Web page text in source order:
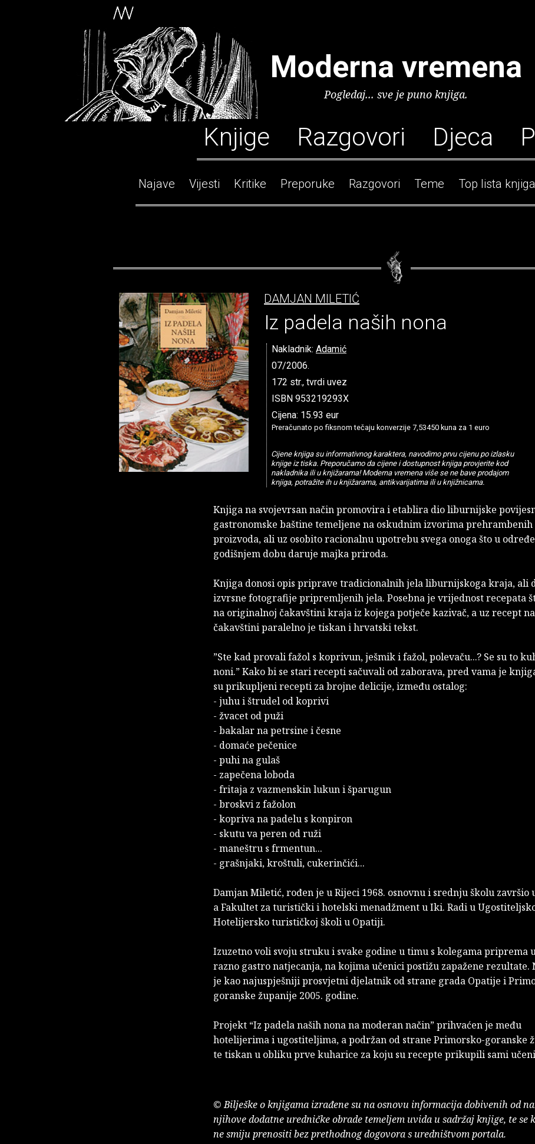
Moderna vremena
Pogledaj... sve je puno knjiga.
Knjige Razgovori Djeca
Najave Vijesti Kritike Preporuke Razgovori Teme Top lista knjiga
DAMJAN MILETIĆ
Iz padela naših nona
Nakladnik: Adamić
07/2006.
172 str., tvrdi uvez
ISBN 953219293X
Cijena: 15.93 eur
Preračunato po fiksnom tečaju konverzije 7,53450 kuna za 1 euro
Cijene knjiga su informativnog karaktera, navodimo prvu cijenu po izlasku
knjige iz tiska. Preporučamo da cijene i dostupnost knjiga provjerite kod
nakladnika ili u knjižarama! Moderna vremena više se ne bave prodajom
knjiga, potražite ih u knjižarama, antikvarijatima ili u knjižnicama.
Knjiga na svojevrsan način promovira i etablira dio liburnijske
gastronomske baštine temeljene na oskudnim izvorima prehrambenih
proizvoda, ali uz osobito racionalnu upotrebu svega onoga što u
godišnjem dobu daruje majka priroda.
Knjiga donosi opis priprave tradicionalnih jela liburnijskoga kraja, ali
izvrsne fotografije pripremljenih jela. Posebna je vrijednost recepata
na originalnoj čakavštini kraja iz kojega potječe kazivač, a uz recept na
čakavštini paralelno je tiskan i hrvatski tekst.
”Ste kad provali fažol s koprivun, ješmik i fažol, polevaču...? Se su to
noni.” Kako bi se stari recepti sačuvali od zaborava, pred vama je
su prikupljeni recepti za brojne delicije, između ostalog:
- juhu i štrudel od koprivi
- žvacet od puži
- bakalar na petrsine i česne
- domaće pečenice
- puhi na gulaš
- zapečena loboda
- fritaja z vazmenskin lukun i šparugun
- broskvi z fažolon
- kopriva na padelu s konpiron
- skutu va peren od ruži
- maneštru s frmentun...
- grašnjaki, kroštuli, cukerinčići...
Damjan Miletić, rođen je u Rijeci 1968. osnovnu i srednju školu završio
a Fakultet za turistički i hotelski menadžment u Iki. Radi u
Hotelijersko turističkoj školi u Opatiji.
Izuzetno voli svoju struku i svake godine u timu s kolegama priprema
razno gastro natjecanja, na kojima učenici postižu zapažene rezultate.
je kao najuspješniji prosvjetni djelatnik od strane grada Opatije i
goranske županije 2005. godine.
Projekt “Iz padela naših nona na moderan način” prihvaćen je među
hotelijerima i ugostiteljima, a podržan od strane Primorsko-goranske
te tiskan u obliku prve kuharice za koju su recepte prikupili sami
© Bilješke o knjigama izrađene su na osnovu informacija dobivenih od
njihove dodatne uredničke obrade temeljem uvida u sadržaj knjige, te se
ne smiju prenositi bez prethodnog dogovora s uredništvom portala.